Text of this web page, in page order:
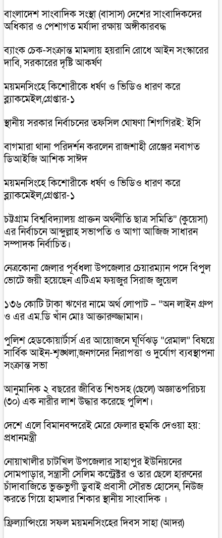
বাংলাদেশ সাংবাদিক সংস্থা (বাসাস) দেশের সাংবাদিকদের
অধিকার ও পেশাগত মর্যাদা রক্ষায় অঙ্গীকারবদ্ধ
ব্যাংক চেক-সংক্রান্ত মামলায় হয়রানি রোধে আইন সংস্কারের
দাবি, সরকারের দৃষ্টি আকর্ষণ
ময়মনসিংহে কিশোরীকে ধর্ষণ ও ভিডিও ধারণ করে
ব্ল্যাকমেইল,গ্রেপ্তার-১
স্থানীয় সরকার নির্বাচনের তফসিল ঘোষণা শিগগিরই: ইসি
বাগমারা থানা পরিদর্শন করলেন রাজশাহী রেঞ্জের নবাগত
ডিআইজি আশিক সাঈদ
ময়মনসিংহে কিশোরীকে ধর্ষণ ও ভিডিও ধারণ করে
ব্ল্যাকমেইল,গ্রেপ্তার-১
চট্টগ্রাম বিশ্ববিদ্যালয় প্রাক্তন অর্থনীতি ছাত্র সমিতি” (কুয়েসা)
এর নির্বাচনে আব্দুল্লাহ সভাপতি ও আগা আজিজ সাধারন
সম্পাদক নির্বাচিত।
নেত্রকোনা জেলার পূর্বধলা উপজেলার চেয়ারম্যান পদে বিপুল
ভোটে জয়ী হয়েছেন এটিএম ফয়জুর সিরাজ জুয়েল
১৩৬ কোটি টাকা ঋণের নামে অর্থ লোপাট – “অন লাইন গ্রুপ
ও এর এম.ডি খাঁন মোঃ আক্তারুজ্জামান।
পুলিশ হেডকোয়ার্টার্স এর আয়োজনে ঘূর্ণিঝড় “রেমাল” বিষয়ে
সার্বিক আইন-শৃঙ্খলা,জনগনের নিরাপত্তা ও দুর্যোগ ব্যবস্থাপনা
সংক্রান্ত সভা
আনুমানিক ২ বছরের জীবিত শিশুসহ (ছেলে) অজ্ঞাতপরিচয়
(৩০) এক নারীর লাশ উদ্ধার করেছে পুলিশ।
দেশে এলে বিমানবন্দরেই মেরে ফেলার হুমকি দেওয়া হয়:
প্রধানমন্ত্রী
নোয়াখালীর চাটখিল উপজেলার সাহাপুর ইউনিয়নের
সোমপাড়ার, সন্ত্রাসী সেলিম কন্ট্রেক্টর ও তার ছেলে হারুনের
চাঁদাবাজিতে ভুক্তভুগী ডুবাই প্রবাসী সৌরভ হোসেন, নিউজ
করতে গিয়ে হামলার শিকার স্থানীয় সাংবাদিক ।
ফ্রিল্যান্সিংয়ে সফল ময়মনসিংহের দিবস সাহা (আদর)